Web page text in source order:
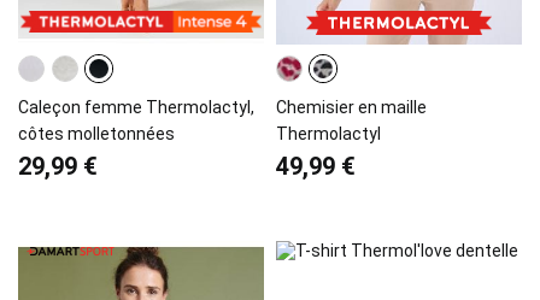
Caleçon femme Thermolactyl,
côtes molletonnées
29,99 €
Chemisier en maille
Thermolactyl
49,99 €